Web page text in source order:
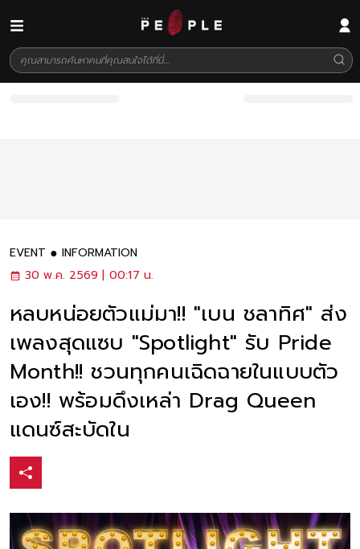
EVENT
INFORMATION
30 พ.ค. 2569 | 00:17 น.
หลบหน่อยตัวแม่มา!! "เบน ชลาทิศ" ส่ง
เพลงสุดแซบ "Spotlight" รับ Pride
Month!! ชวนทุกคนเฉิดฉายในแบบตัว
เอง!! พร้อมดึงเหล่า Drag Queen
แดนซ์สะบัดใน